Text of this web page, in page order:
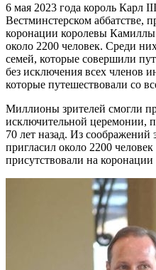
6 мая 2023 года король Карл
Вестминстерском аббатстве,
коронации королевы
около 2200 человек. Среди
семей, которые совершили
без исключения всех членов
которые путешествовали со
Миллионы зрителей смогли
исключительной церемонии,
70 лет назад. Из
пригласил около 2200
присутствовали на коронации